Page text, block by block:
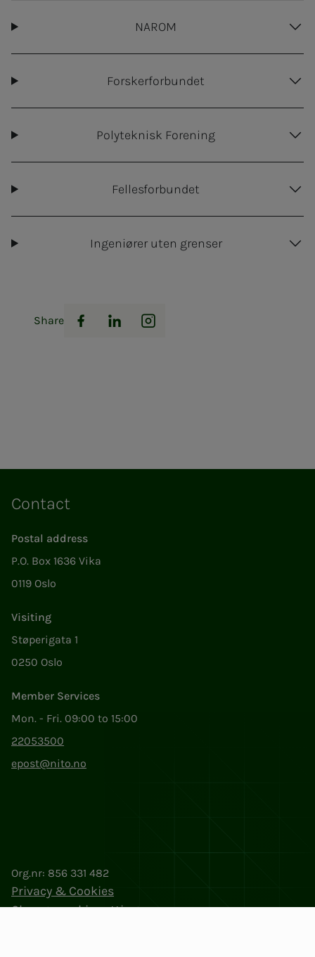
NAROM
Forskerforbundet
Polyteknisk Forening
Fellesforbundet
Ingeniører uten grenser
Share
Facebook
LinkedInInstagram
Contact
Postal address
P.O. Box 1636 Vika
0119 Oslo
Visiting
Støperigata 1
0250 Oslo
Member Services
Mon. - Fri. 09:00 to 15:00
22053500
epost@nito.no
Org.nr: 856 331 482
Privacy & Cookies
Change cookie settings